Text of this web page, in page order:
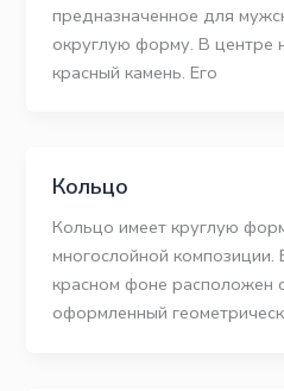
предназначенное для
округлую форму. В центре
красный камень. Его
Кольцо
Кольцо имеет круглую
многослойной композиции.
красном фоне расположен
оформленный